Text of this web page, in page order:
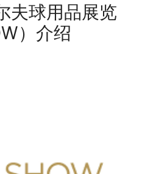
夫球用品展览
）介绍